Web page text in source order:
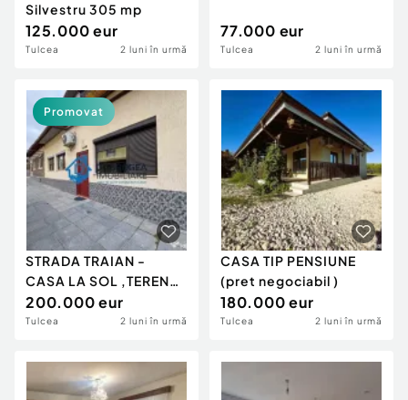
Silvestru 305 mp
125.000 eur
Tulcea 2 luni în urmă
77.000 eur
Tulcea 2 luni în urmă
STRADA TRAIAN -
CASA LA SOL ,TEREN
783 MP, DESCHIDERE
14 M
200.000 eur
Tulcea 2 luni în urmă
Promovat
CASA TIP PENSIUNE
(pret negociabil )
180.000 eur
Tulcea 2 luni în urmă